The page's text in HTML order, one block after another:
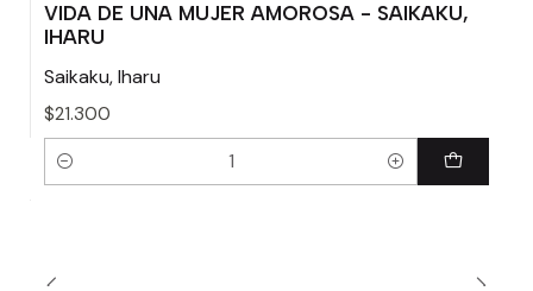
VIDA DE UNA MUJER AMOROSA - SAIKAKU,
IHARU
Saikaku, Iharu
$21.300
Cantidad